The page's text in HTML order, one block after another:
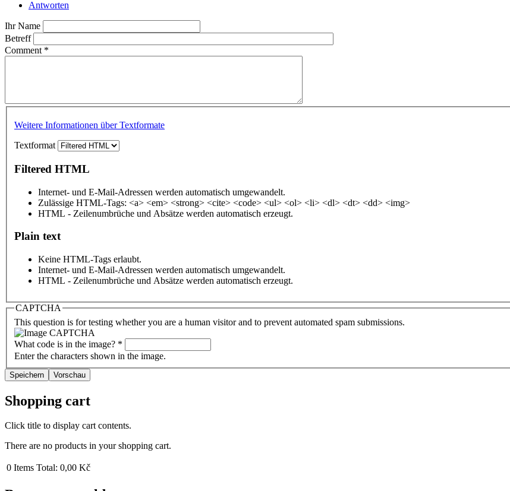
Antworten
Ihr Name
Betreff
Comment *
Weitere Informationen über Textformate
Textformat
Filtered HTML
Internet- und E-Mail-Adressen werden automatisch umgewandelt.
Zulässige HTML-Tags: <a> <em> <strong> <cite> <code> <ul> <ol> <li> <dl> <dt> <dd> <img>
HTML - Zeilenumbrüche und Absätze werden automatisch erzeugt.
Plain text
Keine HTML-Tags erlaubt.
Internet- und E-Mail-Adressen werden automatisch umgewandelt.
HTML - Zeilenumbrüche und Absätze werden automatisch erzeugt.
CAPTCHA
This question is for testing whether you are a human visitor and to prevent automated spam submissions.
What code is in the image? *
Enter the characters shown in the image.
Shopping cart
Click title to display cart contents.
There are no products in your shopping cart.
0 Items Total: 0,00 Kč